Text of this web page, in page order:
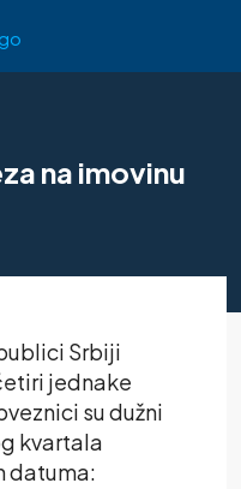
na imovinu
Srbiji
jednake
su dužni
kvartala
datuma: